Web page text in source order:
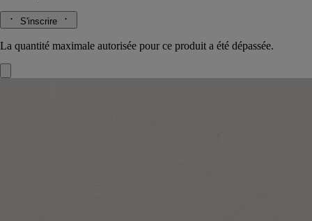
S'inscrire
La quantité maximale autorisée pour ce produit a été dépassée.